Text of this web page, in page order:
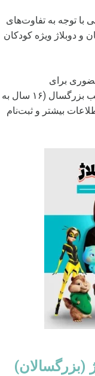
با توجه به تفاوت‌های
و دوبلاژ ویژه کودکان
برای
بزرگسالانمدرس: نرگس آهازان ✓دوره مناسب بزرگسال (۱۶ سال به
) برای کسب اطلاعات بیشتر و ثبت‌نام
(بزرگسالان)